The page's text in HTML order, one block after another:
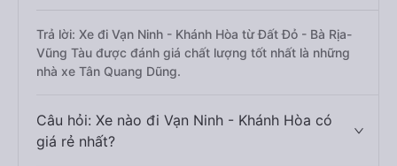
Trả lời: Xe đi Vạn Ninh - Khánh Hòa từ Đất Đỏ - Bà Rịa-
Vũng Tàu được đánh giá chất lượng tốt nhất là những
nhà xe Tân Quang Dũng.
Câu hỏi: Xe nào đi Vạn Ninh - Khánh Hòa có
giá rẻ nhất?